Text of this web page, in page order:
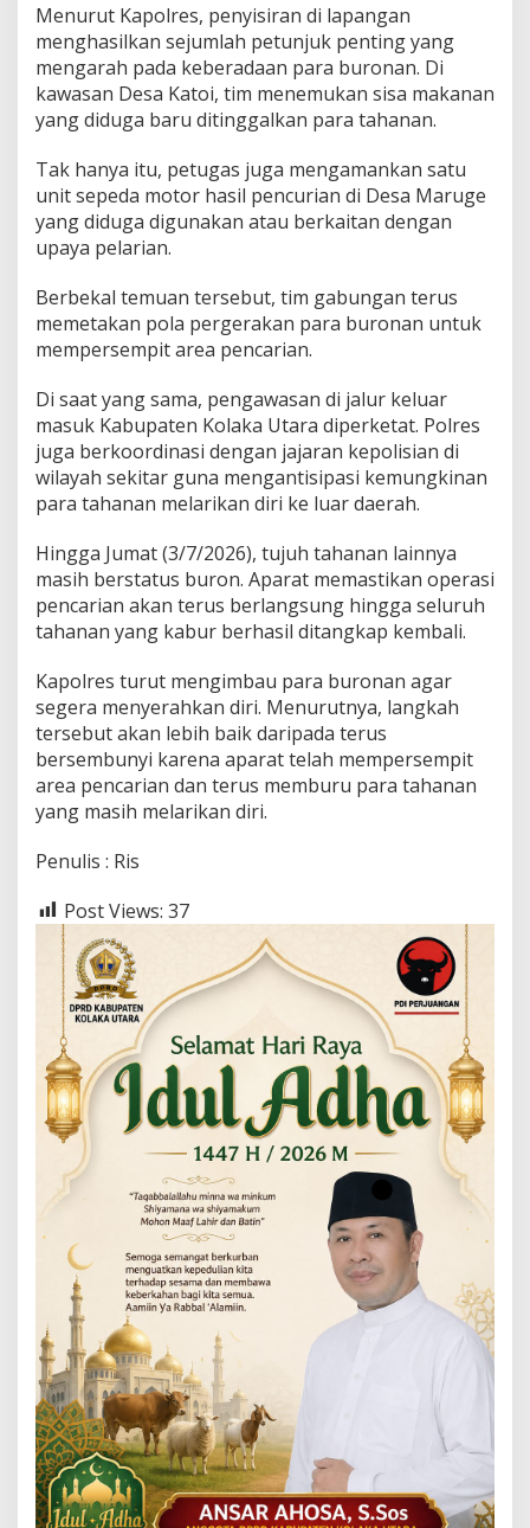
Menurut Kapolres, penyisiran di lapangan
menghasilkan sejumlah petunjuk penting yang
mengarah pada keberadaan para buronan. Di
kawasan Desa Katoi, tim menemukan sisa makanan
yang diduga baru ditinggalkan para tahanan.
Tak hanya itu, petugas juga mengamankan satu
unit sepeda motor hasil pencurian di Desa Maruge
yang diduga digunakan atau berkaitan dengan
upaya pelarian.
Berbekal temuan tersebut, tim gabungan terus
memetakan pola pergerakan para buronan untuk
mempersempit area pencarian.
Di saat yang sama, pengawasan di jalur keluar
masuk Kabupaten Kolaka Utara diperketat. Polres
juga berkoordinasi dengan jajaran kepolisian di
wilayah sekitar guna mengantisipasi kemungkinan
para tahanan melarikan diri ke luar daerah.
Hingga Jumat (3/7/2026), tujuh tahanan lainnya
masih berstatus buron. Aparat memastikan operasi
pencarian akan terus berlangsung hingga seluruh
tahanan yang kabur berhasil ditangkap kembali.
Kapolres turut mengimbau para buronan agar
segera menyerahkan diri. Menurutnya, langkah
tersebut akan lebih baik daripada terus
bersembunyi karena aparat telah mempersempit
area pencarian dan terus memburu para tahanan
yang masih melarikan diri.
Penulis : Ris
Post Views: 37